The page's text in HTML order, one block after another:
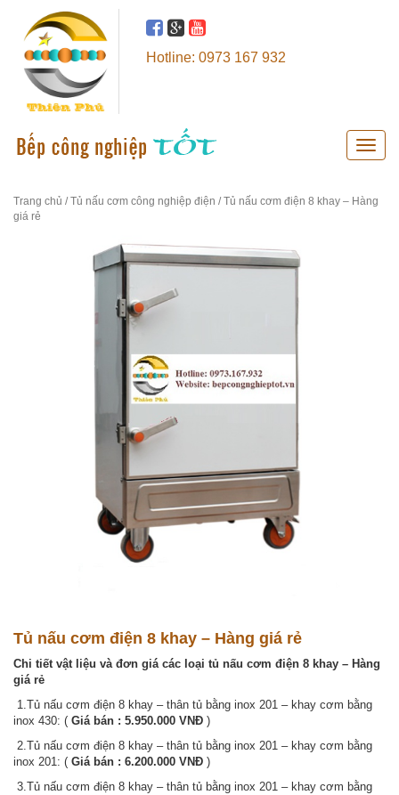
Hotline: 0973 167 932
Toggle
Trang chủ /Tủ nấu cơm công nghiệp điện / Tủ nấu cơm điện 8 khay – Hàng
giá rẻ
Tủ nấu cơm điện 8 khay – Hàng giá rẻ
Chi tiết vật liệu và đơn giá các loại tủ nấu cơm điện 8 khay – Hàng
giá rẻ
1.Tủ nấu cơm điện 8 khay – thân tủ bằng inox 201 – khay cơm bằng
inox 430: ( Giá bán : 5.950.000 VNĐ )
2.Tủ nấu cơm điện 8 khay – thân tủ bằng inox 201 – khay cơm bằng
inox 201: ( Giá bán : 6.200.000 VNĐ )
3.Tủ nấu cơm điện 8 khay – thân tủ bằng inox 201 – khay cơm bằng